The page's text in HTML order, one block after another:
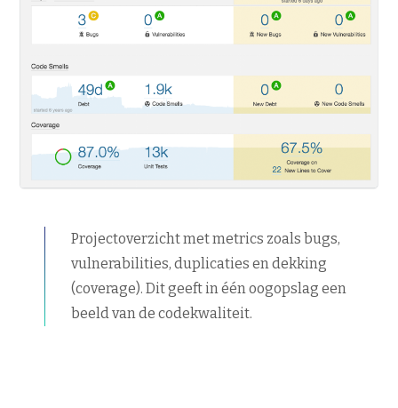
Projectoverzicht met metrics zoals bugs,
vulnerabilities, duplicaties en dekking
(coverage). Dit geeft in één oogopslag een
beeld van de codekwaliteit.